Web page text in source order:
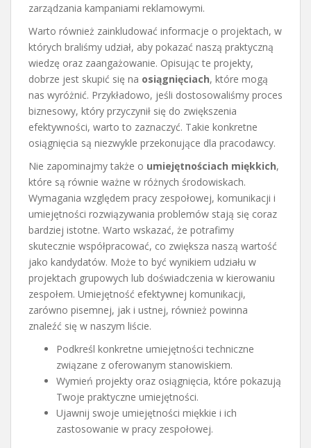
zarządzania kampaniami reklamowymi.
Warto również zainkludować informacje o projektach, w
których braliśmy udział, aby pokazać naszą praktyczną
wiedzę oraz zaangażowanie. Opisując te projekty,
dobrze jest skupić się na osiągnięciach, które mogą
nas wyróżnić. Przykładowo, jeśli dostosowaliśmy proces
biznesowy, który przyczynił się do zwiększenia
efektywności, warto to zaznaczyć. Takie konkretne
osiągnięcia są niezwykle przekonujące dla pracodawcy.
Nie zapominajmy także o umiejętnościach miękkich,
które są równie ważne w różnych środowiskach.
Wymagania względem pracy zespołowej, komunikacji i
umiejętności rozwiązywania problemów stają się coraz
bardziej istotne. Warto wskazać, że potrafimy
skutecznie współpracować, co zwiększa naszą wartość
jako kandydatów. Może to być wynikiem udziału w
projektach grupowych lub doświadczenia w kierowaniu
zespołem. Umiejętność efektywnej komunikacji,
zarówno pisemnej, jak i ustnej, również powinna
znaleźć się w naszym liście.
Podkreśl konkretne umiejętności techniczne
związane z oferowanym stanowiskiem.
Wymień projekty oraz osiągnięcia, które pokazują
Twoje praktyczne umiejętności.
Ujawnij swoje umiejętności miękkie i ich
zastosowanie w pracy zespołowej.